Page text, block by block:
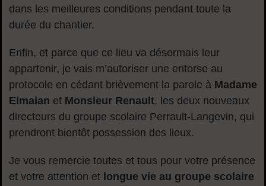
dans les meilleures conditions pendant toute la
durée du chantier.
Enfin, et parce que ce lieu va désormais leur
appartenir, je vais m’autoriser une entorse au
protocole en cédant brièvement la parole à Madame
Elmaian et Monsieur Renault, les deux nouveaux
directeurs du groupe scolaire Perrault-Langevin, qui
prendront bientôt possession des lieux.
Je vous remercie toutes et tous pour votre présence
et votre attention et longue vie au groupe scolaire